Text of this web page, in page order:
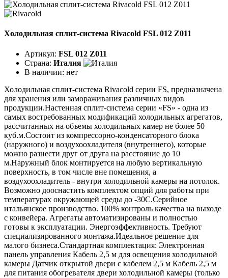
Холодильная сплит-система Rivacold FSL 012 Z011
Артикул: FSL 012 Z011
Страна: Италия
В наличии: нет
Холодильная сплит-система Rivacold серии FS, предназначена
для хранения или замораживания различных видов
продукции.Настенная сплит-система серии «FS» - одна из
самых востребованных модификаций холодильных агрегатов,
рассчитанных на объемы холодильных камер не более 50
куб.м.Состоит из компрессорно-конденсаторного блока
(наружного) и воздухоохладителя (внутреннего), которые
можно разнести друг от друга на расстояние до 10
м.Наружный блок монтируется на любую вертикальную
поверхность, в том числе вне помещения, а
воздухоохладитель - внутри холодильной камеры на потолок.
Возможно дооснастить комплектом опций для работы при
температурах окружающей среды до -30С.Серийное
итальянское производство. 100% контроль качества на выходе
с конвейера. Агрегаты автоматизированы и полностью
готовы к эксплуатации. Энергоэффективность. Требуют
специализированного монтажа.Идеальное решение для
малого бизнеса.Стандартная комплектация: Электронная
панель управления Кабель 2,5 м для освещения холодильной
камеры Датчик открытой двери с кабелем 2,5 м Кабель 2,5 м
для питания обогревателя двери холодильной камеры (только